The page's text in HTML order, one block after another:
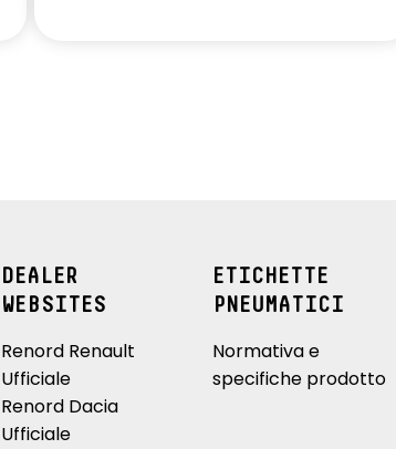
DEALER
WEBSITES
Renord Renault
Ufficiale
Renord Dacia
Ufficiale
ETICHETTE
PNEUMATICI
Normativa e
specifiche prodotto